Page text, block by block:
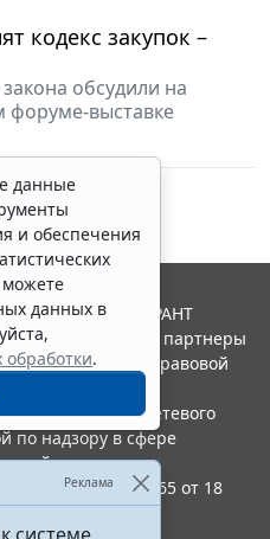
кодекс закупок –
обсудили на
форуме-выставке
данные
и обеспечения
данных в
обработки.
Реклама
Система ГАРАНТ
"Гарант" и ее партнеры
ассоциации правовой
в качестве сетевого
по надзору в сфере
и массовых
Эл № ФС77-58365 от 18